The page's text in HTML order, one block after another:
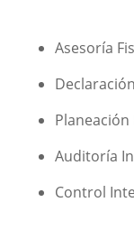
Asesoría
Auditoría
Control